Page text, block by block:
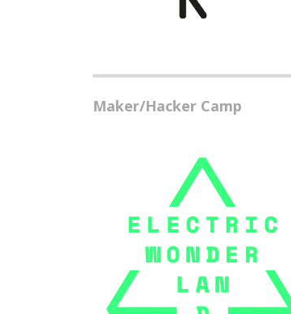
Maker/Hacker Camp